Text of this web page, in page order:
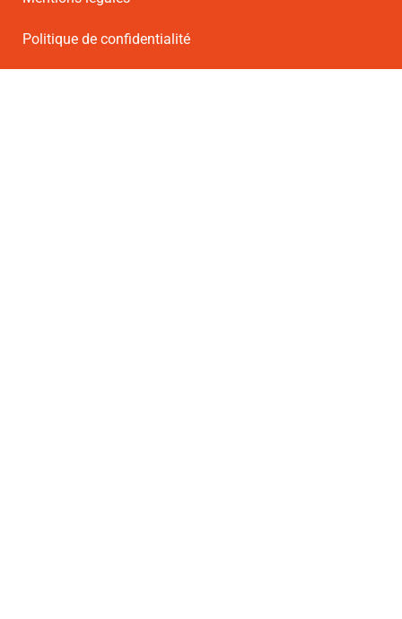
Politique de confidentialité